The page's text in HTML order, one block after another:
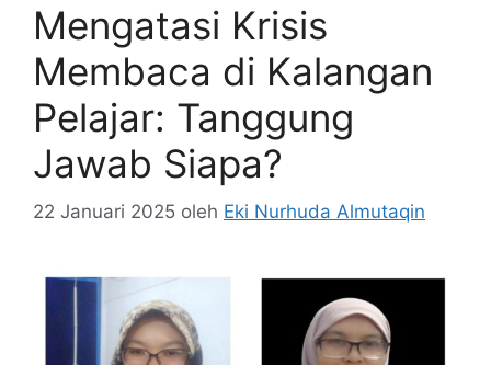
Mengatasi Krisis
Membaca di Kalangan
Pelajar: Tanggung
Jawab Siapa?
22 Januari 2025 oleh Eki Nurhuda Almutaqin